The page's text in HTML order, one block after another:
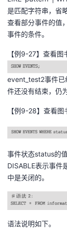
是匹配字符串，省
查看部分事件的值
事件的条件。
【例9-27】查看
event_test2事件
件还没有结束，仍
【例9-28】查看
事件状态status的
DISABLE表示事件
中是关闭的。
语法说明如下。